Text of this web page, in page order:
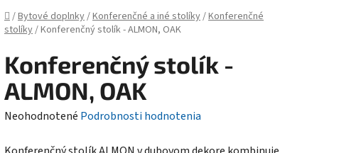
Domov
/Bytové doplnky/Konferenčné a iné stolíky/Konferenčné
stolíky/Konferenčný stolík - ALMON, OAK
Konferenčný stolík -
ALMON, OAK
Priemerné
Neohodnotené Podrobnosti hodnotenia